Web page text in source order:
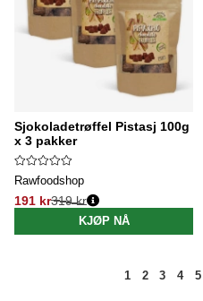
Sjokoladetrøffel Pistasj 100g
x 3 pakker
Rawfoodshop
191 kr
Vanlig pris:
319 kr
KJØP NÅ
1 2 3 4 5